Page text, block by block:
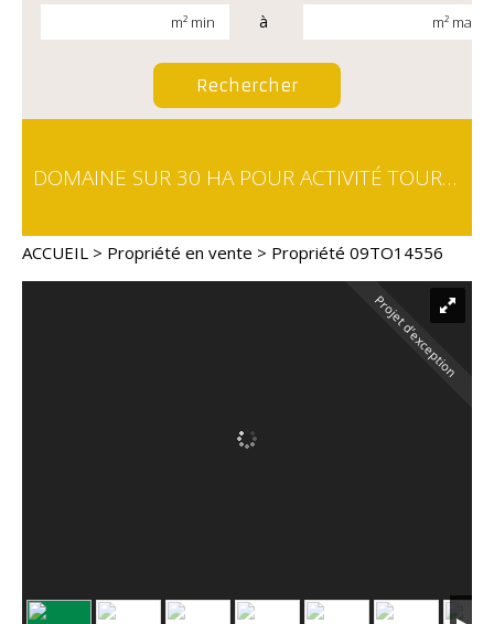
m² min à m² max
DOMAINE SUR 30 HA POUR ACTIVITÉ TOURISTIQUE
ACCUEIL > Propriété en vente > Propriété 09TO14556
Projet d’exception